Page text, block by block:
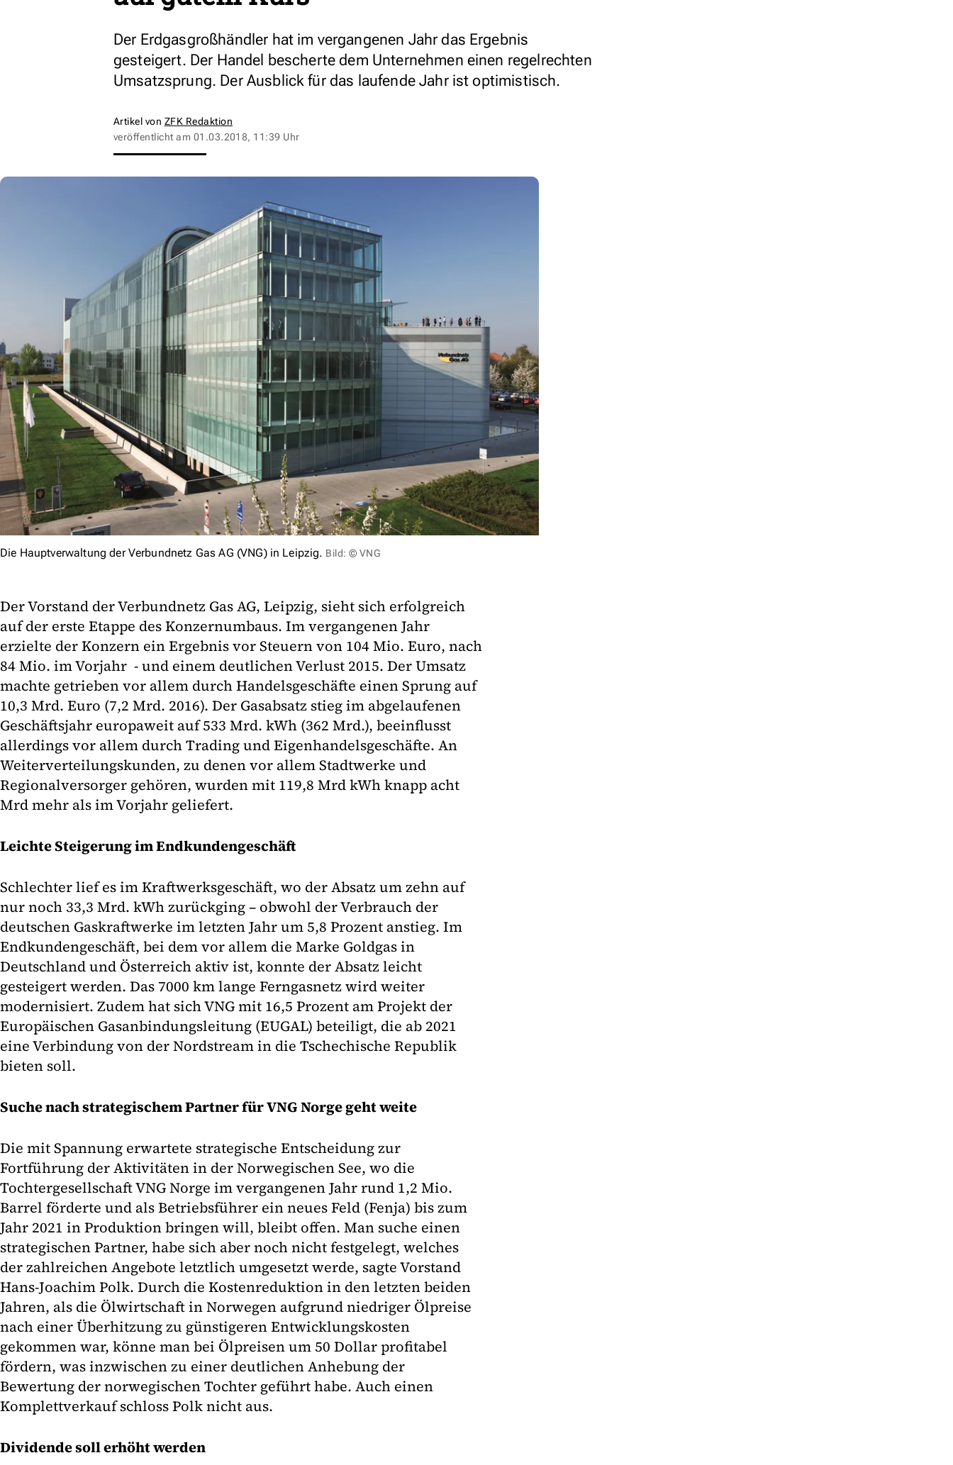
Der Erdgasgroßhändler hat im vergangenen Jahr das Ergebnis
gesteigert. Der Handel bescherte dem Unternehmen einen regelrechten
Umsatzsprung. Der Ausblick für das laufende Jahr ist optimistisch.
Artikel von ZFK Redaktion
veröffentlicht am 01.03.2018, 11:39 Uhr
Die Hauptverwaltung der Verbundnetz Gas AG (VNG) in Leipzig. Bild: © VNG
Der Vorstand der Verbundnetz Gas AG, Leipzig, sieht sich erfolgreich
auf der erste Etappe des Konzernumbaus. Im vergangenen Jahr
erzielte der Konzern ein Ergebnis vor Steuern von 104 Mio. Euro, nach
84 Mio. im Vorjahr - und einem deutlichen Verlust 2015. Der Umsatz
machte getrieben vor allem durch Handelsgeschäfte einen Sprung auf
10,3 Mrd. Euro (7,2 Mrd. 2016). Der Gasabsatz stieg im abgelaufenen
Geschäftsjahr europaweit auf 533 Mrd. kWh (362 Mrd.), beeinflusst
allerdings vor allem durch Trading und Eigenhandelsgeschäfte. An
Weiterverteilungskunden, zu denen vor allem Stadtwerke und
Regionalversorger gehören, wurden mit 119,8 Mrd kWh knapp acht
Mrd mehr als im Vorjahr geliefert.
Leichte Steigerung im Endkundengeschäft
Schlechter lief es im Kraftwerksgeschäft, wo der Absatz um zehn auf
nur noch 33,3 Mrd. kWh zurückging – obwohl der Verbrauch der
deutschen Gaskraftwerke im letzten Jahr um 5,8 Prozent anstieg. Im
Endkundengeschäft, bei dem vor allem die Marke Goldgas in
Deutschland und Österreich aktiv ist, konnte der Absatz leicht
gesteigert werden. Das 7000 km lange Ferngasnetz wird weiter
modernisiert. Zudem hat sich VNG mit 16,5 Prozent am Projekt der
Europäischen Gasanbindungsleitung (EUGAL) beteiligt, die ab 2021
eine Verbindung von der Nordstream in die Tschechische Republik
bieten soll.
Suche nach strategischem Partner für VNG Norge geht weite
Die mit Spannung erwartete strategische Entscheidung zur
Fortführung der Aktivitäten in der Norwegischen See, wo die
Tochtergesellschaft VNG Norge im vergangenen Jahr rund 1,2 Mio.
Barrel förderte und als Betriebsführer ein neues Feld (Fenja) bis zum
Jahr 2021 in Produktion bringen will, bleibt offen. Man suche einen
strategischen Partner, habe sich aber noch nicht festgelegt, welches
der zahlreichen Angebote letztlich umgesetzt werde, sagte Vorstand
Hans-Joachim Polk. Durch die Kostenreduktion in den letzten beiden
Jahren, als die Ölwirtschaft in Norwegen aufgrund niedriger Ölpreise
nach einer Überhitzung zu günstigeren Entwicklungskosten
gekommen war, könne man bei Ölpreisen um 50 Dollar profitabel
fördern, was inzwischen zu einer deutlichen Anhebung der
Bewertung der norwegischen Tochter geführt habe. Auch einen
Komplettverkauf schloss Polk nicht aus.
Dividende soll erhöht werden